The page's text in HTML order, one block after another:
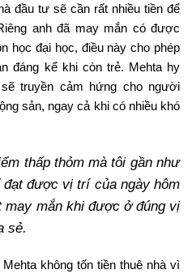
đầu tư sẽ cần rất nhiều tiền để
anh đã may mắn có được
học đại học, điều này cho phép
đáng kể khi còn trẻ. Mehta hy
truyền cảm hứng cho người
sản, ngay cả khi có nhiều khó
thấp thỏm mà tôi gần như
được vị trí của ngày hôm
may mắn khi được ở đúng vị
sẻ.
Mehta không tốn tiền thuê nhà vì